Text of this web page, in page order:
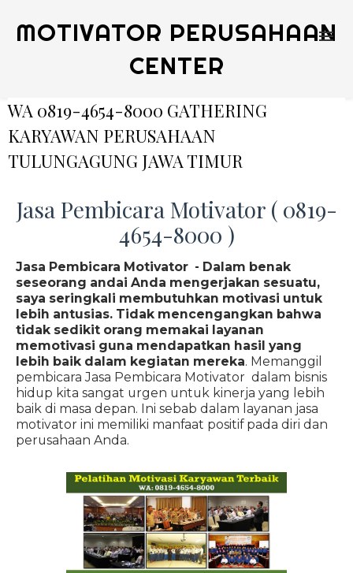
MOTIVATOR PERUSAHAAN
CENTER
WA 0819-4654-8000 GATHERING
KARYAWAN PERUSAHAAN
TULUNGAGUNG JAWA TIMUR
Jasa Pembicara Motivator ( 0819-
4654-8000 )
Jasa Pembicara Motivator - Dalam benak
seseorang andai Anda mengerjakan sesuatu,
saya seringkali membutuhkan motivasi untuk
lebih antusias. Tidak mencengangkan bahwa
tidak sedikit orang memakai layanan
memotivasi guna mendapatkan hasil yang
lebih baik dalam kegiatan mereka. Memanggil
pembicara Jasa Pembicara Motivator dalam bisnis
hidup kita sangat urgen untuk kinerja yang lebih
baik di masa depan. Ini sebab dalam layanan jasa
motivator ini memiliki manfaat positif pada diri dan
perusahaan Anda.